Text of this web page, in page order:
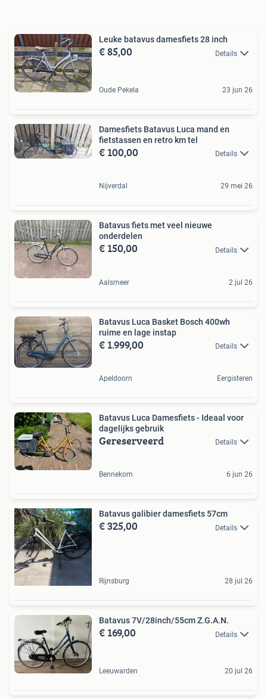
Leuke batavus damesfiets 28 inch
€ 85,00 Details
Oude Pekela 23 jun 26
Damesfiets Batavus Luca mand en
fietstassen en retro km tel
€ 100,00 Details
Nijverdal 29 mei 26
Batavus fiets met veel nieuwe
onderdelen
€ 150,00 Details
Aalsmeer 2 jul 26
Batavus Luca Basket Bosch 400wh
ruime en lage instap
€ 1.999,00 Details
Apeldoorn Eergisteren
Batavus Luca Damesfiets - Ideaal voor
dagelijks gebruik
Gereserveerd Details
Bennekom 6 jun 26
Batavus galibier damesfiets 57cm
€ 325,00 Details
Rijnsburg 28 jul 26
Batavus 7V/28inch/55cm Z.G.A.N.
€ 169,00 Details
Leeuwarden 20 jul 26